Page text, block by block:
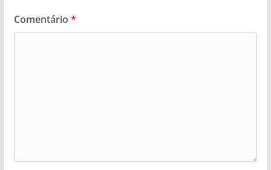
Comentário *